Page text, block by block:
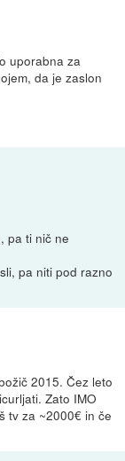
uporabna za
da je zaslon
pa ti nič ne
pa niti pod razno
2015. Čez leto
Zato IMO
tv za ~2000€ in če